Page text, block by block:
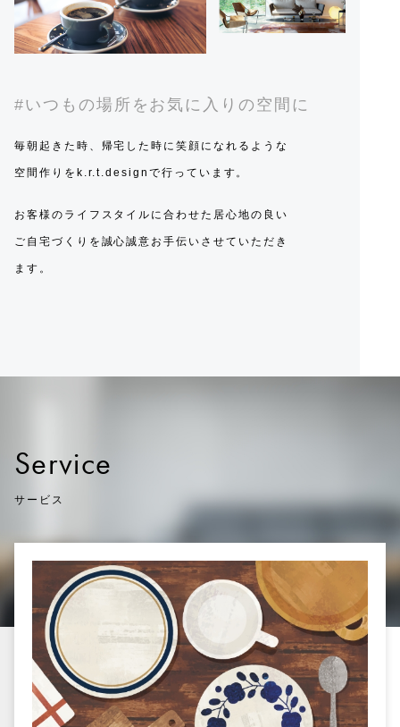
#いつもの場所をお気に入りの空間に
毎朝起きた時、帰宅した時に笑顔になれるような
空間作りをk.r.t.designで行っています。
お客様のライフスタイルに合わせた居心地の良い
ご自宅づくりを誠心誠意お手伝いさせていただき
ます。
Service
サービス